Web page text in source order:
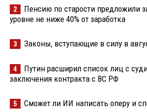
2
Пенсию по старости предложили
уровне не ниже 40% от заработка
3 Законы, вступающие в силу в
4
Путин расширил список лиц с
заключения контракта с ВС РФ
5 Сможет ли ИИ написать оперу и